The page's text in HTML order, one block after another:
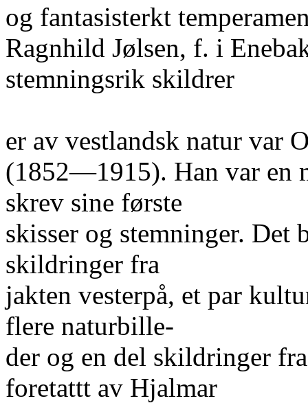
og fantasisterkt
Ragnhild Jølsen, f. i
stemningsrik skildrer
er av vestlandsk natur var
(1852—1915). Han var en
skrev sine første
skisser og stemninger.
skildringer fra
jakten vesterpå, et par
flere naturbille-
der og en del skildringer
foretattt av Hjalmar